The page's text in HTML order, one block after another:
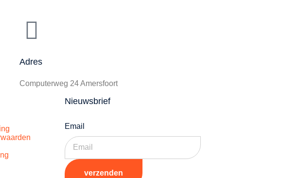
Adres
Computerweg 24 Amersfoort
Nieuwsbrief
Email
verzenden